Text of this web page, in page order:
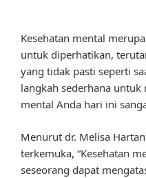
Kesehatan mental
untuk diperhatikan,
yang tidak pasti seperti
langkah sederhana
mental Anda hari ini
Menurut dr. Melisa
terkemuka, “Kesehatan
seseorang dapat